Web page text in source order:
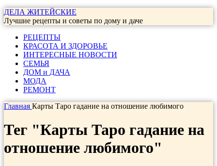
ДЕЛА ЖИТЕЙСКИЕ
Лучшие рецепты и советы по дому и даче
РЕЦЕПТЫ
КРАСОТА И ЗДОРОВЬЕ
ИНТЕРЕСНЫЕ НОВОСТИ
СЕМЬЯ
ДОМ и ДАЧА
МОДА
РЕМОНТ
Главная Карты Таро гадание на отношение любимого
Тег "Карты Таро гадание на
отношение любимого"